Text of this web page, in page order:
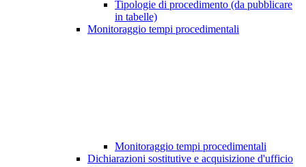
Tipologie di procedimento (da pubblicare
in tabelle)
Monitoraggio tempi procedimentali
Monitoraggio tempi procedimentali
Dichiarazioni sostitutive e acquisizione d'ufficio